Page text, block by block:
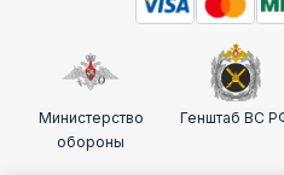
Министерство
обороны
Генштаб ВС